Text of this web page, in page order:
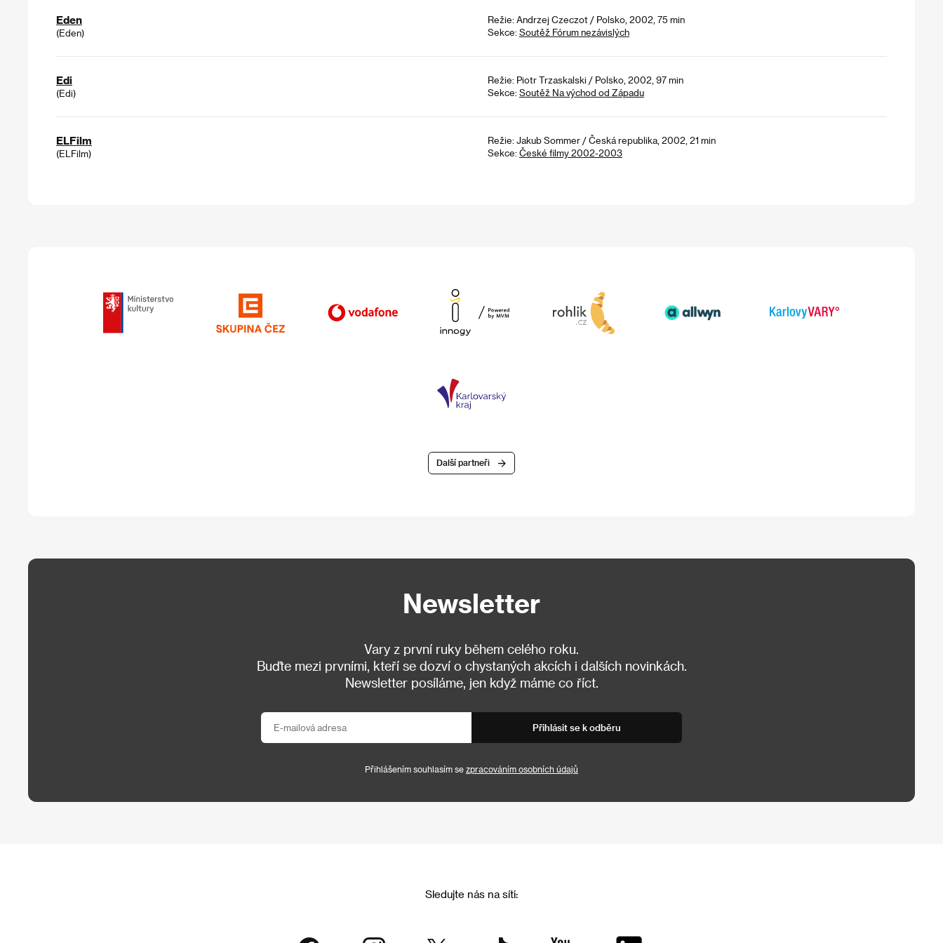
Eden
(Eden)
Režie: Andrzej Czeczot / Polsko, 2002, 75 min
Sekce: Soutěž Fórum nezávislých
Edi
(Edi)
Režie: Piotr Trzaskalski / Polsko, 2002, 97 min
Sekce: Soutěž Na východ od Západu
ELFilm
(ELFilm)
Režie: Jakub Sommer / Česká republika, 2002, 21 min
Sekce: České filmy 2002-2003
Další partneři
Newsletter
Vary z první ruky během celého roku.
Buďte mezi prvními, kteří se dozví o chystaných akcích i dalších novinkách.
Newsletter posíláme, jen když máme co říct.
Přihlásit se k odběru
Přihlášením souhlasím se zpracováním osobních údajů
Sledujte nás na síti: